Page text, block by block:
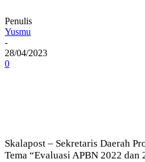
Penulis
Yusmu
-
28/04/2023
0
Skalapost – Sekretaris Daerah
Tema “Evaluasi APBN 2022